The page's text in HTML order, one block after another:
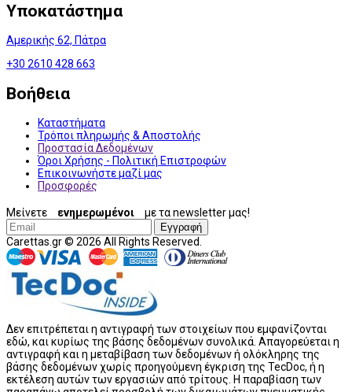
Υποκατάστημα
Αμερικής 62, Πάτρα
+30 2610 428 663
Βοήθεια
Καταστήματα
Τρόποι πληρωμής & Αποστολής
Προστασία Δεδομένων
Όροι Χρήσης - Πολιτική Επιστροφών
Επικοινωνήστε μαζί μας
Προσφορές
Μείνετε ενημερωμένοι με τα newsletter μας!
Εγγραφή
Carettas.gr © 2026 All Rights Reserved.
Δεν επιτρέπεται η αντιγραφή των στοιχείων που εμφανίζονται
εδώ, και κυρίως της βάσης δεδομένων συνολικά. Απαγορεύεται η
αντιγραφή και η μεταβίβαση των δεδομένων ή ολόκληρης της
βάσης δεδομένων χωρίς προηγούμενη έγκριση της TecDoc, ή η
εκτέλεση αυτών των εργασιών από τρίτους. Η παραβίαση των